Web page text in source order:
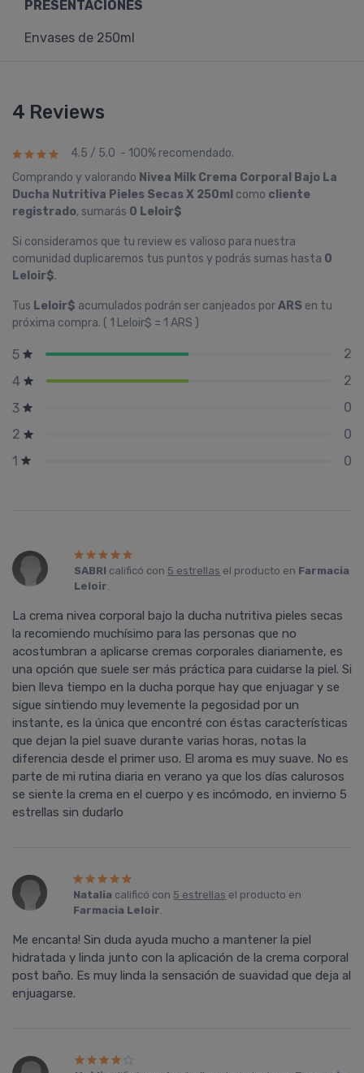
PRESENTACIONES
Envases de 250ml
4 Reviews
4.5 / 5.0 - 100% recomendado.
Comprando y valorando Nivea Milk Crema Corporal Bajo La
Ducha Nutritiva Pieles Secas X 250ml como cliente
registrado, sumarás 0 Leloir$
Si consideramos que tu review es valioso para nuestra
comunidad duplicaremos tus puntos y podrás sumas hasta 0
Leloir$.
Tus Leloir$ acumulados podrán ser canjeados porARS en tu
próxima compra. ( 1 Leloir$ = 1 ARS )
5
2
4
2
3
0
2
0
1
0
SABRI calificó con 5 estrellas el producto en Farmacia
Leloir.
La crema nivea corporal bajo la ducha nutritiva pieles secas
la recomiendo muchísimo para las personas que no
acostumbran a aplicarse cremas corporales diariamente, es
una opción que suele ser más práctica para cuidarse la piel. Si
bien lleva tiempo en la ducha porque hay que enjuagar y se
sigue sintiendo muy levemente la pegosidad por un
instante, es la única que encontré con éstas características
que dejan la piel suave durante varias horas, notas la
diferencia desde el primer uso. El aroma es muy suave. No es
parte de mi rutina diaria en verano ya que los días calurosos
se siente la crema en el cuerpo y es incómodo, en invierno 5
estrellas sin dudarlo
Natalia calificó con 5 estrellas el producto en
Farmacia Leloir.
Me encanta! Sin duda ayuda mucho a mantener la piel
hidratada y linda junto con la aplicación de la crema corporal
post baño. Es muy linda la sensación de suavidad que deja al
enjuagarse.